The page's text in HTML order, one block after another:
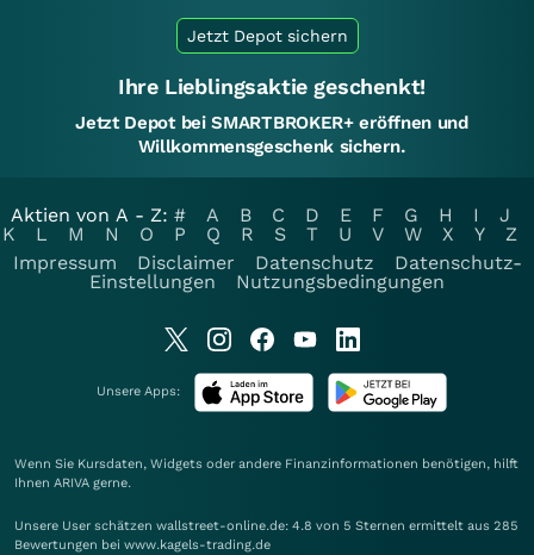
Jetzt Depot sichern
Ihre Lieblingsaktie geschenkt!
Jetzt Depot bei SMARTBROKER+ eröffnen und
Willkommensgeschenk sichern.
Aktien von A - Z: # A B C D E F G H I
J
K
L M N O P Q R S T U V W X Y
Z
Impressum
Disclaimer Datenschutz
Datenschutz-
Einstellungen
Nutzungsbedingungen
Unsere Apps:
Wenn Sie Kursdaten, Widgets oder andere Finanzinformationen benötigen, hilft
Ihnen ARIVA gerne.
Unsere User schätzen wallstreet-online.de: 4.8 von 5 Sternen ermittelt aus 285
Bewertungen bei www.kagels-trading.de